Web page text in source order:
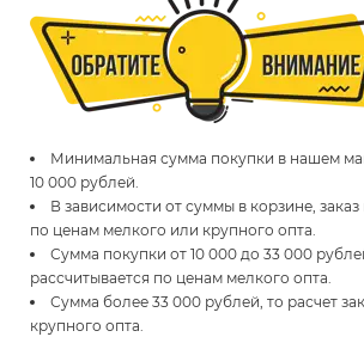
Минимальная сумма покупки в нашем
10 000 рублей.
В зависимости от суммы в корзине, заказ
по ценам мелкого или крупного опта.
Сумма покупки от 10 000 до 33 000
рассчитывается по ценам мелкого опта.
Сумма более 33 000 рублей, то расчет
крупного опта.